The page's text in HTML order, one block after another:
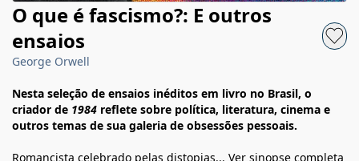
O que é fascismo?: E outros
ensaios
George Orwell
Nesta seleção de ensaios inéditos em livro no Brasil, o
criador de 1984 reflete sobre política, literatura, cinema e
outros temas de sua galeria de obsessões pessoais.
Romancista celebrado pelas distopias... Ver sinopse completa